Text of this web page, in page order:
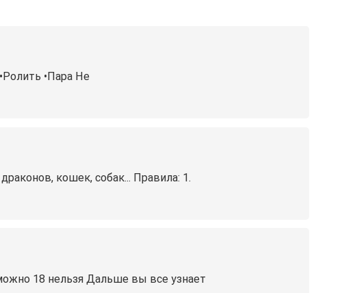
•Пара Не
кошек, собак... Правила: 1.
18 нельзя Дальше вы все узнает